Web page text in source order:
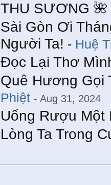
THU SƯƠNG 🌺
Sài Gòn Ơi
Người Ta! - Huệ
Đọc Lại Thơ
Quê Hương Gọi
Phiệt - Aug 31, 2024
Uống Rượu Một
Lòng Ta Trong